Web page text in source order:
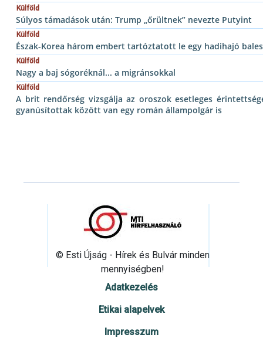
Külföld
Súlyos támadások után: Trump „őrültnek” nevezte Putyint
Külföld
Észak-Korea három embert tartóztatott le egy hadihajó
Külföld
Nagy a baj sógoréknál... a migránsokkal
Külföld
A brit rendőrség vizsgálja az oroszok esetleges
gyanúsítottak között van egy román állampolgár is
© Esti Újság - Hírek és Bulvár minden
mennyiségben!
Adatkezelés
Etikai alapelvek
Impresszum